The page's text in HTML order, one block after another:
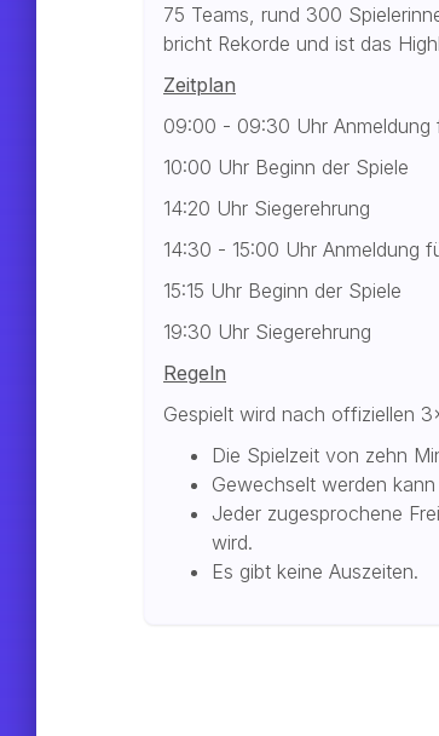
75 Teams, rund 300
bricht Rekorde und ist das
Zeitplan
09:00 - 09:30 Uhr Anmeldung
10:00 Uhr Beginn der Spiele
14:20 Uhr Siegerehrung
14:30 - 15:00 Uhr Anmeldung
15:15 Uhr Beginn der Spiele
19:30 Uhr Siegerehrung
Regeln
Gespielt wird nach offiziellen
Die Spielzeit von zehn
Gewechselt werden
Jeder zugesprochene
wird.
Es gibt keine Auszeiten.